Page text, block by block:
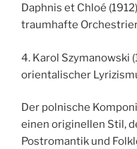
Daphnis et Chloé
traumhafte
4. Karol Szymanowski
orientalischer
Der polnische
einen originellen Stil,
Postromantik und